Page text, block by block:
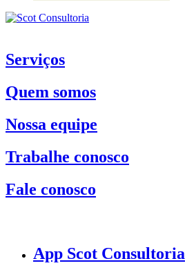
Serviços
Quem somos
Nossa equipe
Trabalhe conosco
Fale conosco
App Scot Consultoria